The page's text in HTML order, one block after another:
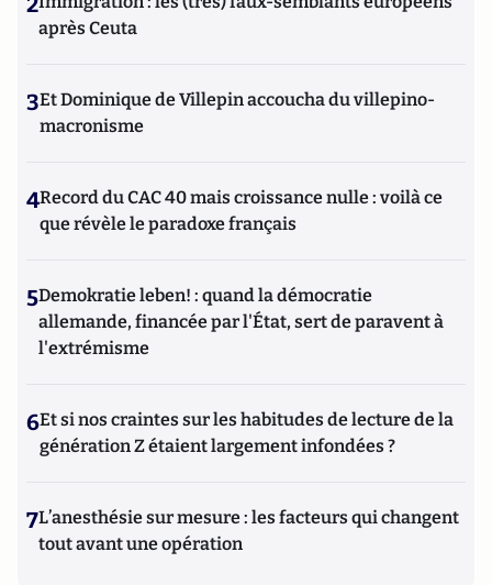
après Ceuta
3Et Dominique de Villepin accoucha du villepino-
macronisme
4Record du CAC 40 mais croissance nulle : voilà ce
que révèle le paradoxe français
5Demokratie leben! : quand la démocratie
allemande, financée par l'État, sert de paravent à
l'extrémisme
6Et si nos craintes sur les habitudes de lecture de la
génération Z étaient largement infondées ?
7L’anesthésie sur mesure : les facteurs qui changent
tout avant une opération